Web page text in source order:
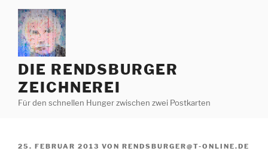
Zum
Inhalt
springen
DIE RENDSBURGER
ZEICHNEREI
Für den schnellen Hunger zwischen zwei Postkarten
VERÖFFENTLICHT
25. FEBRUAR 2013 VON RENDSBURGER@T-ONLINE.DE